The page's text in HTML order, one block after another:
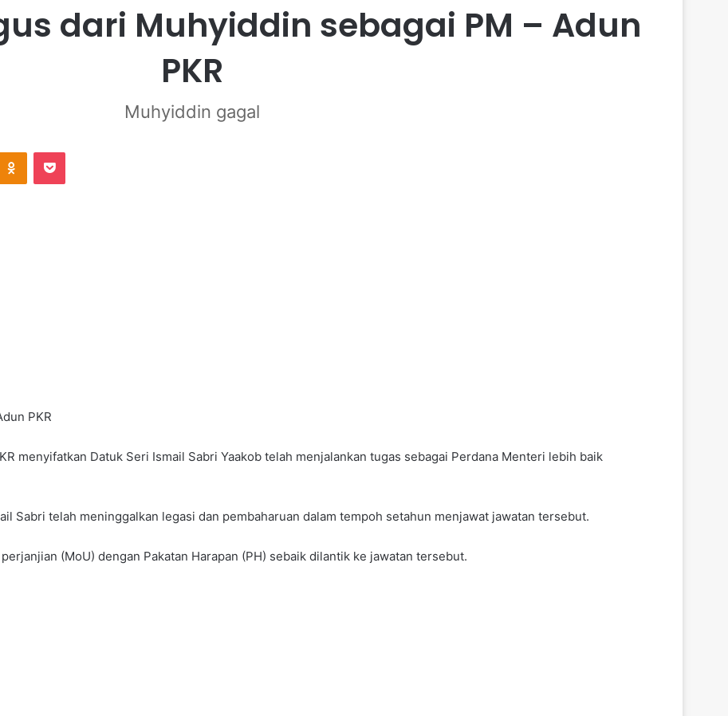
dari Muhyiddin sebagai PM – Adun
PKR
Muhyiddin gagal
PKR
menyifatkan Datuk Seri Ismail Sabri Yaakob telah menjalankan tugas sebagai Perdana Menteri lebih baik
Sabri telah meninggalkan legasi dan pembaharuan dalam tempoh setahun menjawat jawatan tersebut.
(MoU) dengan Pakatan Harapan (PH) sebaik dilantik ke jawatan tersebut.